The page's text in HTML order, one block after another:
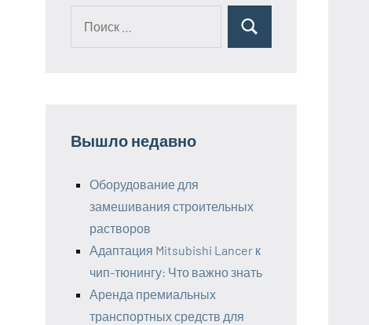
Поиск
Вышло недавно
Оборудование для
замешивания строительных
растворов
Адаптация Mitsubishi Lancer к
чип-тюнингу: Что важно знать
Аренда премиальных
транспортных средств для